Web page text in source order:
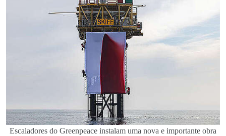
Escaladores do Greenpeace instalam uma nova e importante obra